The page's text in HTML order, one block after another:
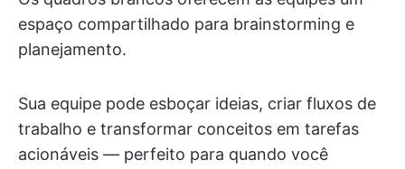
espaço compartilhado para brainstorming e
planejamento.
Sua equipe pode esboçar ideias, criar fluxos de
trabalho e transformar conceitos em tarefas
acionáveis — perfeito para quando você